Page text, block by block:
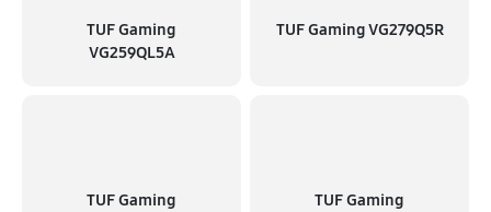
TUF Gaming
VG259QL5A
TUF Gaming VG279Q5R
TUF Gaming
TUF Gaming